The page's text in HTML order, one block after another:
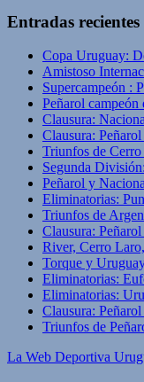
Entradas recientes
Copa Uruguay:
Amistoso
Supercampeón :
Peñarol
Clausura:
Clausura:
Triunfos de
Segunda
Peñarol y
Eliminatorias:
Triunfos de
Clausura:
River, Cerro
Torque y
Eliminatorias:
Eliminatorias:
Clausura:
Triunfos de
La Web Deportiva